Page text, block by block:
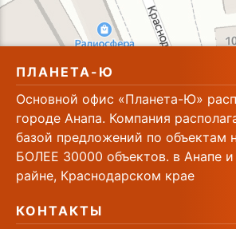
ПЛАНЕТА-Ю
Основной офис «Планета-Ю»
городе Анапа. Компания
базой предложений по объектам
БОЛЕЕ 30000 объектов. в Анапе
райне, Краснодарском крае
КОНТАКТЫ